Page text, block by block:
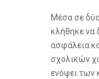
​Μέσα σε
κλήθηκε να
ασφάλεια
σχολικών
ενόψει των